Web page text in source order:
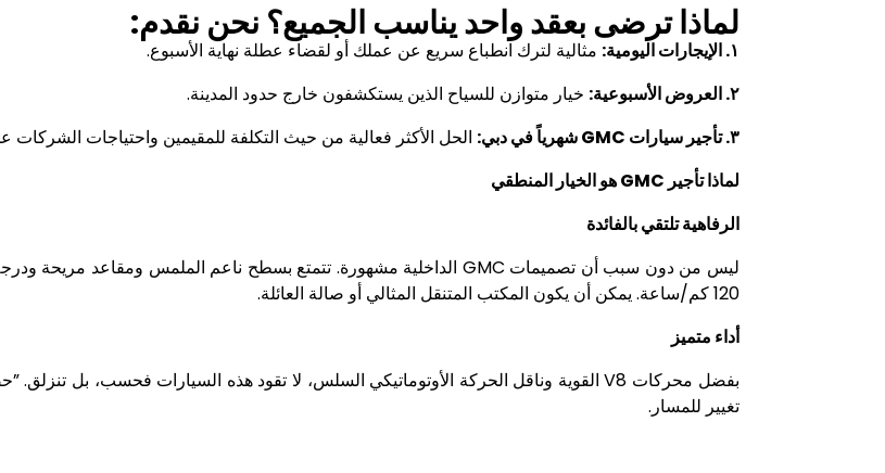
لماذا ترضى بعقد واحد يناسب الجميع؟ نحن نقدم:
١. الإيجارات اليومية: مثالية لترك انطباع سريع عن عملك أو لقضاء عطلة نهاية الأسبوع.
۲. العروض الأسبوعية: خيار متوازن للسياح الذين يستكشفون خارج حدود المدينة.
۳. تأجير سيارات GMCشهرياً في دبي: الحل الأكثر فعالية من حيث التكلفة للمقيمين واحتياجات الشركات
لماذا تأجير GMCهو الخيار المنطقي
الرفاهية تلتقي بالفائدة
ليس من دون سبب أن تصميمات GMC الداخلية مشهورة. تتمتع بسطح ناعم الملمس ومقاعد مريحة
120 كم/ساعة. يمكن أن يكون المكتب المتنقل المثالي أو صالة العائلة
.
أداء متميز
بفضل محركات V8 القوية وناقل الحركة الأوتوماتيكي السلس، لا تقود هذه السيارات فحسب، بل تنزلق.
تغيير للمسار .